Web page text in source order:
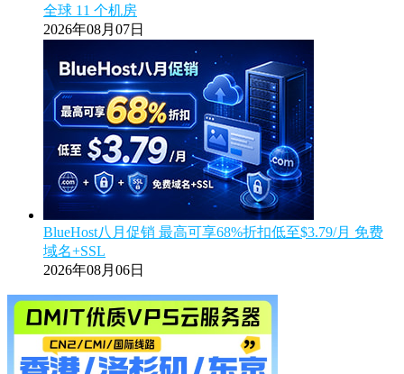
全球 11 个机房
2026年08月07日
BlueHost八月促销 最高可享68%折扣低至$3.79/月 免费
域名+SSL
2026年08月06日